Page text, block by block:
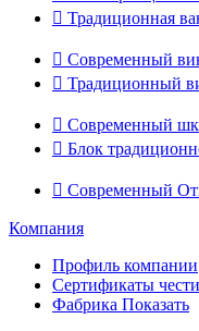
 Традиционная
 Современный
 Традиционный
 Современный
 Блок
 Современный
Компания
Профиль компании
Сертификаты чести
Фабрика Показать